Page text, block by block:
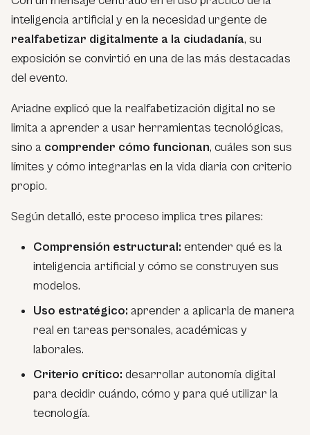
inteligencia artificial y en la necesidad urgente de
realfabetizar digitalmente a la ciudadanía, su
exposición se convirtió en una de las más destacadas
del evento.
Ariadne explicó que la realfabetización digital no se
limita a aprender a usar herramientas tecnológicas,
sino a comprender cómo funcionan, cuáles son sus
límites y cómo integrarlas en la vida diaria con criterio
propio.
Según detalló, este proceso implica tres pilares:
Comprensión estructural: entender qué es la
inteligencia artificial y cómo se construyen sus
modelos.
Uso estratégico: aprender a aplicarla de manera
real en tareas personales, académicas y
laborales.
Criterio crítico: desarrollar autonomía digital
para decidir cuándo, cómo y para qué utilizar la
tecnología.